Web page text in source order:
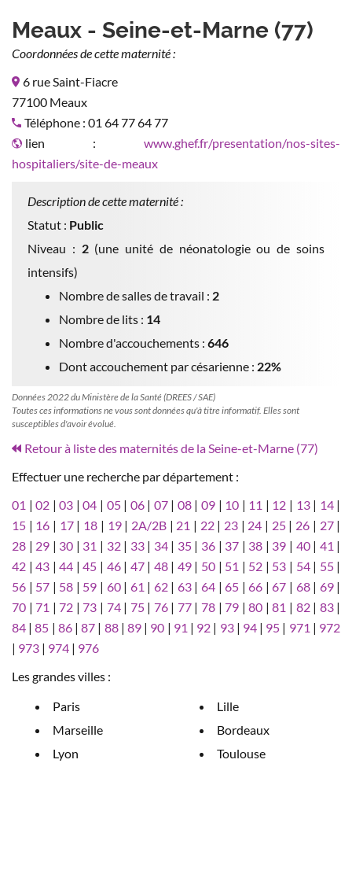
Meaux - Seine-et-Marne (77)
Coordonnées de cette maternité :
6 rue Saint-Fiacre
77100 Meaux
Téléphone : 01 64 77 64 77
lien : www.ghef.fr/presentation/nos-sites-
hospitaliers/site-de-meaux
Description de cette maternité :
Statut : Public
Niveau : 2(une unité de néonatologie ou de soins
intensifs)
Nombre de salles de travail : 2
Nombre de lits : 14
Nombre d'accouchements : 646
Dont accouchement par césarienne : 22%
Données 2022 du Ministère de la Santé (DREES / SAE)
Toutes ces informations ne vous sont données qu'à titre informatif. Elles sont
susceptibles d'avoir évolué.
Retour à liste des maternités de la Seine-et-Marne (77)
Effectuer une recherche par département :
01 |02 |03 |04 | 05| 06| 07| 08| 09 | 10 | 11 | 12 | 13| 14|
15 | 16 | 17| 18 | 19| 2A/2B| 21 | 22| 23 | 24 | 25| 26 | 27|
28 | 29 | 30 | 31 | 32| 33| 34| 35| 36 | 37 | 38 | 39 | 40| 41 |
42 |43 |44 |45 | 46| 47| 48| 49| 50 | 51 | 52 | 53 | 54| 55|
56 | 57 | 58 | 59 | 60| 61 | 62| 63| 64 |65 |66 |67 | 68| 69|
70 |71 |72 |73 | 74| 75| 76| 77| 78 |79 |80 |81 | 82| 83|
84 |85 | 86|87 | 88| 89| 90 | 91 | 92 | 93| 94| 95 | 971 | 972
| 973 | 974 | 976
Les grandes villes :
Paris
Marseille
Lyon
Lille
Bordeaux
Toulouse